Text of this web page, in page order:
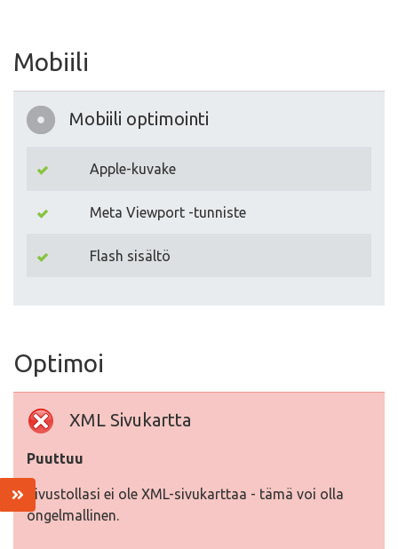
Mobiili
Mobiili optimointi
Apple-kuvake
Meta Viewport -tunniste
Flash sisältö
Optimoi
XML Sivukartta
Puuttuu
Sivustollasi ei ole XML-sivukarttaa - tämä voi olla
ongelmallinen.